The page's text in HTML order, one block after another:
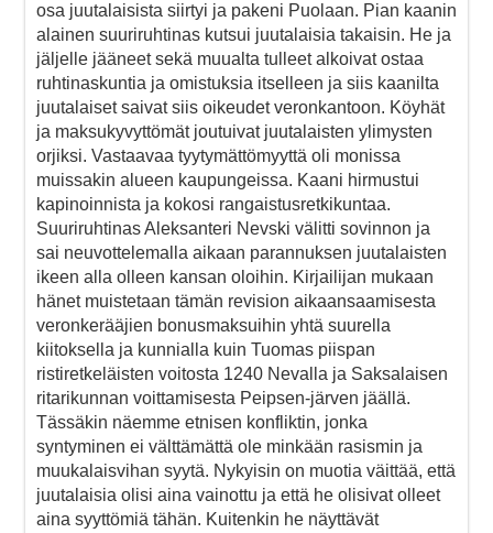
osa juutalaisista siirtyi ja pakeni Puolaan. Pian kaanin
alainen suuriruhtinas kutsui juutalaisia takaisin. He ja
jäljelle jääneet sekä muualta tulleet alkoivat ostaa
ruhtinaskuntia ja omistuksia itselleen ja siis kaanilta
juutalaiset saivat siis oikeudet veronkantoon. Köyhät
ja maksukyvyttömät joutuivat juutalaisten ylimysten
orjiksi. Vastaavaa tyytymättömyyttä oli monissa
muissakin alueen kaupungeissa. Kaani hirmustui
kapinoinnista ja kokosi rangaistusretkikuntaa.
Suuriruhtinas Aleksanteri Nevski välitti sovinnon ja
sai neuvottelemalla aikaan parannuksen juutalaisten
ikeen alla olleen kansan oloihin. Kirjailijan mukaan
hänet muistetaan tämän revision aikaansaamisesta
veronkerääjien bonusmaksuihin yhtä suurella
kiitoksella ja kunnialla kuin Tuomas piispan
ristiretkeläisten voitosta 1240 Nevalla ja Saksalaisen
ritarikunnan voittamisesta Peipsen-järven jäällä.
Tässäkin näemme etnisen konfliktin, jonka
syntyminen ei välttämättä ole minkään rasismin ja
muukalaisvihan syytä. Nykyisin on muotia väittää, että
juutalaisia olisi aina vainottu ja että he olisivat olleet
aina syyttömiä tähän. Kuitenkin he näyttävät